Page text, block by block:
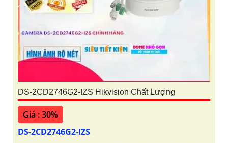
DS-2CD2746G2-IZS Hikvision Chất Lượng
Giá : 30%
DS-2CD2746G2-IZS